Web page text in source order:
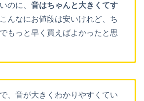
のに、 音はちゃんと大きくてす
んなにお値段は安いけれど、ち
もっと早く買えばよかったと思
、音が大きくわかりやすくてい